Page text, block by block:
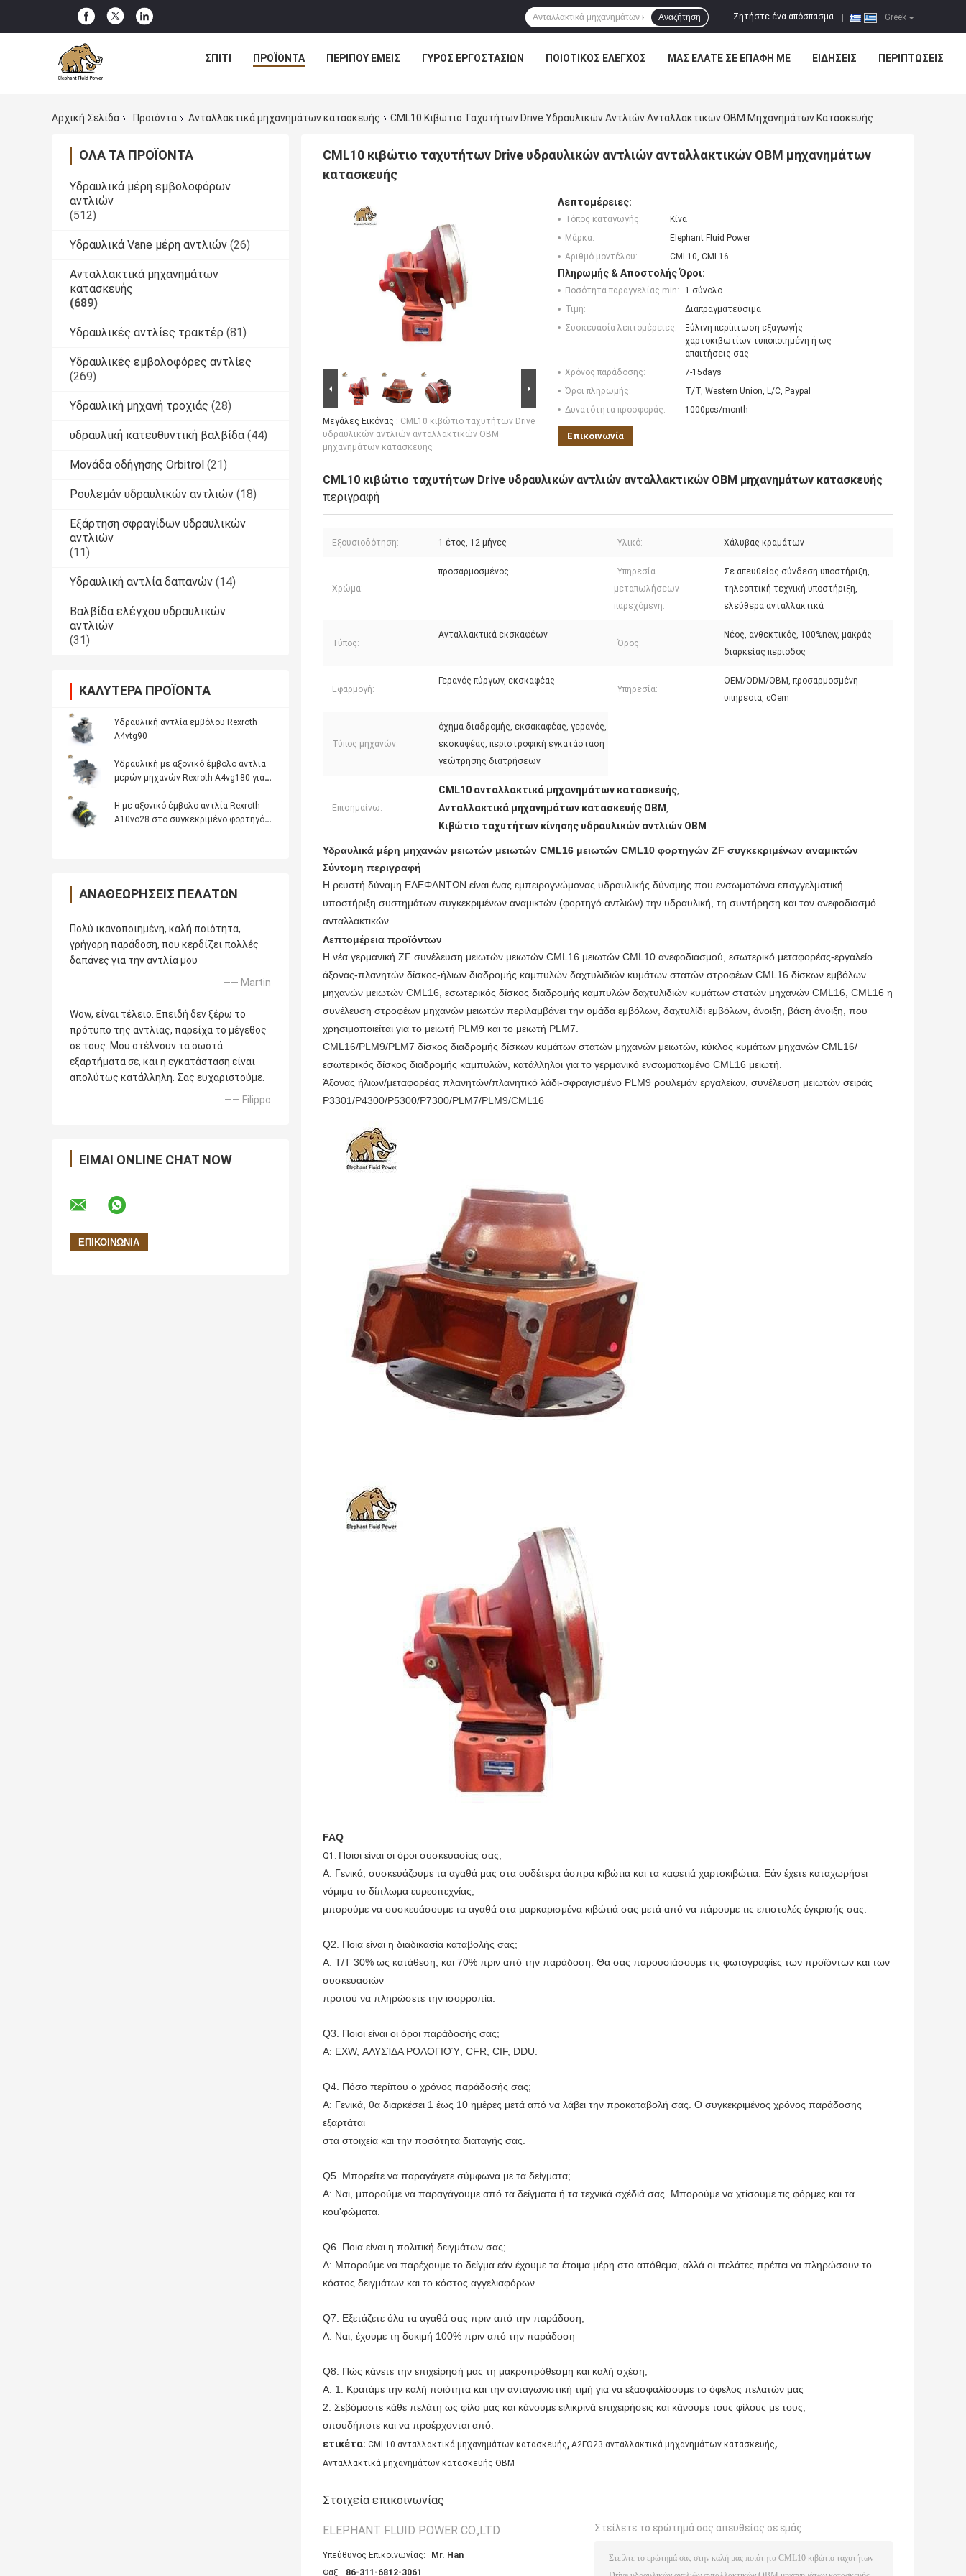
Greek
Ζητήστε ένα απόσπασμα
Αναζήτηση
ΣΠΊΤΙ ΠΡΟΪΌΝΤΑ ΠΕΡΊΠΟΥ ΕΜΕΊΣ ΓΎΡΟΣ ΕΡΓΟΣΤΑΣΊΩΝ ΠΟΙΟΤΙΚΌΣ ΈΛΕΓΧΟΣ ΜΑΣ ΕΛΆΤΕ ΣΕ ΕΠΑΦΉ ΜΕ ΕΙΔΉΣΕΙΣ ΠΕΡΙΠΤΏΣΕΙΣ
Αρχική Σελίδα Προϊόντα Ανταλλακτικά μηχανημάτων κατασκευής CML10 Κιβώτιο Ταχυτήτων Drive Υδραυλικών Αντλιών Ανταλλακτικών OBM Μηχανημάτων Κατασκευής
ΌΛΑ ΤΑ ΠΡΟΪΌΝΤΑ
Υδραυλικά μέρη εμβολοφόρων
αντλιών
(512)
Υδραυλικά Vane μέρη αντλιών (26)
Ανταλλακτικά μηχανημάτων
κατασκευής
(689)
Υδραυλικές αντλίες τρακτέρ (81)
Υδραυλικές εμβολοφόρες αντλίες
(269)
Υδραυλική μηχανή τροχιάς (28)
υδραυλική κατευθυντική βαλβίδα (44)
Μονάδα οδήγησης Orbitrol (21)
Ρουλεμάν υδραυλικών αντλιών (18)
Εξάρτηση σφραγίδων υδραυλικών
αντλιών
(11)
Υδραυλική αντλία δαπανών (14)
Βαλβίδα ελέγχου υδραυλικών
αντλιών
(31)
ΚΑΛΎΤΕΡΑ ΠΡΟΪΌΝΤΑ
Υδραυλική αντλία εμβόλου Rexroth
A4vtg90
Υδραυλική με αξονικό έμβολο αντλία
μερών μηχανών Rexroth A4vg180 για
Η με αξονικό έμβολο αντλία Rexroth
A10vo28 στο συγκεκριμένο φορτηγό
ΑΝΑΘΕΩΡΉΣΕΙΣ ΠΕΛΑΤΏΝ
Πολύ ικανοποιημένη, καλή ποιότητα,
γρήγορη παράδοση, που κερδίζει πολλές
δαπάνες για την αντλία μου
—— Martin
Wow, είναι τέλειο. Επειδή δεν ξέρω το
πρότυπο της αντλίας, παρείχα το μέγεθος
σε τους. Μου στέλνουν τα σωστά
εξαρτήματα σε, και η εγκατάσταση είναι
απολύτως κατάλληλη. Σας ευχαριστούμε.
—— Filippo
ΕΊΜΑΙ ONLINE CHAT NOW
CML10 κιβώτιο ταχυτήτων Drive υδραυλικών αντλιών ανταλλακτικών OBM μηχανημάτων
κατασκευής
Μεγάλες Εικόνας : CML10 κιβώτιο ταχυτήτων Drive
υδραυλικών αντλιών ανταλλακτικών OBM
μηχανημάτων κατασκευής
Λεπτομέρειες:
Τόπος καταγωγής:
Κίνα
Μάρκα:
Elephant Fluid Power
Αριθμό μοντέλου:
CML10, CML16
Πληρωμής & Αποστολής Όροι:
Ποσότητα παραγγελίας min:
1 σύνολο
Τιμή:
Διαπραγματεύσιμα
Συσκευασία λεπτομέρειες:
Ξύλινη περίπτωση εξαγωγής
χαρτοκιβωτίων τυποποιημένη ή ως
απαιτήσεις σας
Χρόνος παράδοσης:
7-15days
Όροι πληρωμής:
T/T, Western Union, L/C, Paypal
Δυνατότητα προσφοράς:
1000pcs/month
Επικοινωνία
CML10 κιβώτιο ταχυτήτων Drive υδραυλικών αντλιών ανταλλακτικών OBM μηχανημάτων κατασκευής
περιγραφή
Εξουσιοδότηση: 1 έτος, 12 μήνες Υλικό: Χάλυβας κραμάτων
Χρώμα:
προσαρμοσμένος
Υπηρεσία
μεταπωλήσεων
παρεχόμενη:
Σε απευθείας σύνδεση υποστήριξη,
τηλεοπτική τεχνική υποστήριξη,
ελεύθερα ανταλλακτικά
Τύπος:
Ανταλλακτικά εκσκαφέων
Όρος:
Νέος, ανθεκτικός, 100%new, μακράς
διαρκείας περίοδος
Εφαρμογή:
Γερανός πύργων, εκσκαφέας
Υπηρεσία:
OEM/ODM/OBM, προσαρμοσμένη
υπηρεσία, cOem
Τύπος μηχανών:
όχημα διαδρομής, εκσακαφέας, γερανός,
εκσκαφέας, περιστροφική εγκατάσταση
γεώτρησης διατρήσεων
Επισημαίνω:
CML10 ανταλλακτικά μηχανημάτων κατασκευής,
Ανταλλακτικά μηχανημάτων κατασκευής OBM ,
Κιβώτιο ταχυτήτων κίνησης υδραυλικών αντλιών OBM
Υδραυλικά μέρη μηχανών μειωτών μειωτών CML16 μειωτών CML10 φορτηγών ZF συγκεκριμένων αναμικτών
Σύντομη περιγραφή
Η ρευστή δύναμη ΕΛΕΦΑΝΤΩΝ είναι ένας εμπειρογνώμονας υδραυλικής δύναμης που ενσωματώνει επαγγελματική
υποστήριξη συστημάτων συγκεκριμένων αναμικτών (φορτηγό αντλιών) την υδραυλική, τη συντήρηση και τον ανεφοδιασμό
ανταλλακτικών.
Λεπτομέρεια προϊόντων
Η νέα γερμανική ZF συνέλευση μειωτών μειωτών CML16 μειωτών CML10 ανεφοδιασμού, εσωτερικό μεταφορέας-εργαλείο
άξονας-πλανητών δίσκος-ήλιων διαδρομής καμπυλών δαχτυλιδιών κυμάτων στατών στροφέων CML16 δίσκων εμβόλων
μηχανών μειωτών CML16, εσωτερικός δίσκος διαδρομής καμπυλών δαχτυλιδιών κυμάτων στατών μηχανών CML16, CML16 η
συνέλευση στροφέων μηχανών μειωτών περιλαμβάνει την ομάδα εμβόλων, δαχτυλίδι εμβόλων, άνοιξη, βάση άνοιξη, που
χρησιμοποιείται για το μειωτή PLM9 και το μειωτή PLM7.
CML16/PLM9/PLM7 δίσκος διαδρομής δίσκων κυμάτων στατών μηχανών μειωτών, κύκλος κυμάτων μηχανών CML16/
εσωτερικός δίσκος διαδρομής καμπυλών, κατάλληλοι για το γερμανικό ενσωματωμένο CML16 μειωτή.
Άξονας ήλιων/μεταφορέας πλανητών/πλανητικό λάδι-σφραγισμένο PLM9 ρουλεμάν εργαλείων, συνέλευση μειωτών σειράς
P3301/P4300/P5300/P7300/PLM7/PLM9/CML16
FAQ
Q1. Ποιοι είναι οι όροι συσκευασίας σας;
Α: Γενικά, συσκευάζουμε τα αγαθά μας στα ουδέτερα άσπρα κιβώτια και τα καφετιά χαρτοκιβώτια. Εάν έχετε καταχωρήσει
νόμιμα το δίπλωμα ευρεσιτεχνίας,
μπορούμε να συσκευάσουμε τα αγαθά στα μαρκαρισμένα κιβώτιά σας μετά από να πάρουμε τις επιστολές έγκρισής σας.
Q2. Ποια είναι η διαδικασία καταβολής σας;
Α: T/T 30% ως κατάθεση, και 70% πριν από την παράδοση. Θα σας παρουσιάσουμε τις φωτογραφίες των προϊόντων και των
συσκευασιών
προτού να πληρώσετε την ισορροπία.
Q3. Ποιοι είναι οι όροι παράδοσής σας;
Α: EXW, ΑΛΥΣΊΔΑ ΡΟΛΟΓΙΟΎ, CFR, CIF, DDU.
Q4. Πόσο περίπου ο χρόνος παράδοσής σας;
Α: Γενικά, θα διαρκέσει 1 έως 10 ημέρες μετά από να λάβει την προκαταβολή σας. Ο συγκεκριμένος χρόνος παράδοσης
εξαρτάται
στα στοιχεία και την ποσότητα διαταγής σας.
Q5. Μπορείτε να παραγάγετε σύμφωνα με τα δείγματα;
Α: Ναι, μπορούμε να παραγάγουμε από τα δείγματα ή τα τεχνικά σχέδιά σας. Μπορούμε να χτίσουμε τις φόρμες και τα
κοu'φώματα.
Q6. Ποια είναι η πολιτική δειγμάτων σας;
Α: Μπορούμε να παρέχουμε το δείγμα εάν έχουμε τα έτοιμα μέρη στο απόθεμα, αλλά οι πελάτες πρέπει να πληρώσουν το
κόστος δειγμάτων και το κόστος αγγελιαφόρων.
Q7. Εξετάζετε όλα τα αγαθά σας πριν από την παράδοση;
Α: Ναι, έχουμε τη δοκιμή 100% πριν από την παράδοση
Q8: Πώς κάνετε την επιχείρησή μας τη μακροπρόθεσμη και καλή σχέση;
Α: 1. Κρατάμε την καλή ποιότητα και την ανταγωνιστική τιμή για να εξασφαλίσουμε το όφελος πελατών μας
2. Σεβόμαστε κάθε πελάτη ως φίλο μας και κάνουμε ειλικρινά επιχειρήσεις και κάνουμε τους φίλους με τους,
οπουδήποτε και να προέρχονται από.
ετικέτα: CML10 ανταλλακτικά μηχανημάτων κατασκευής, A2FO23 ανταλλακτικά μηχανημάτων κατασκευής,
Ανταλλακτικά μηχανημάτων κατασκευής OBM
Στοιχεία επικοινωνίας
ELEPHANT FLUID POWER CO.,LTD
Υπεύθυνος Επικοινωνίας:
Mr. Han
Φαξ:
86-311-6812-3061
Στείλετε το ερώτημά σας απευθείας σε εμάς